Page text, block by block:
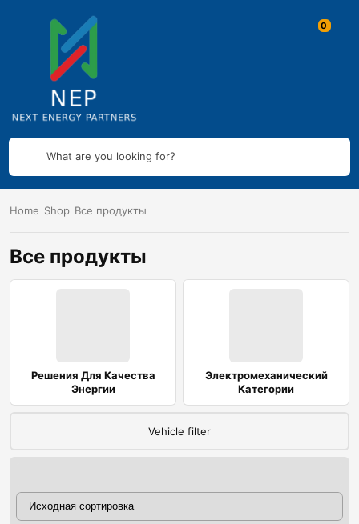
What are you looking for?
Home Shop Все продукты
Все продукты
Решения Для Качества
Энергии
Электромеханический
Категории
Vehicle filter